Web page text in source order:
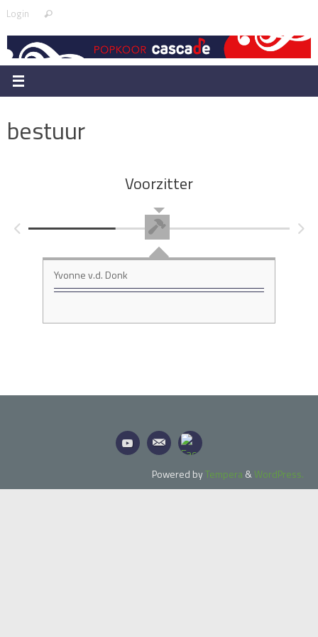
Skip
content
Login Search
bestuur
Voorzitter
Yvonne v.d. Donk
Powered byTempera&WordPress.